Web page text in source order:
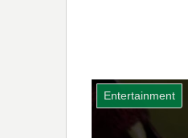
Entertainment